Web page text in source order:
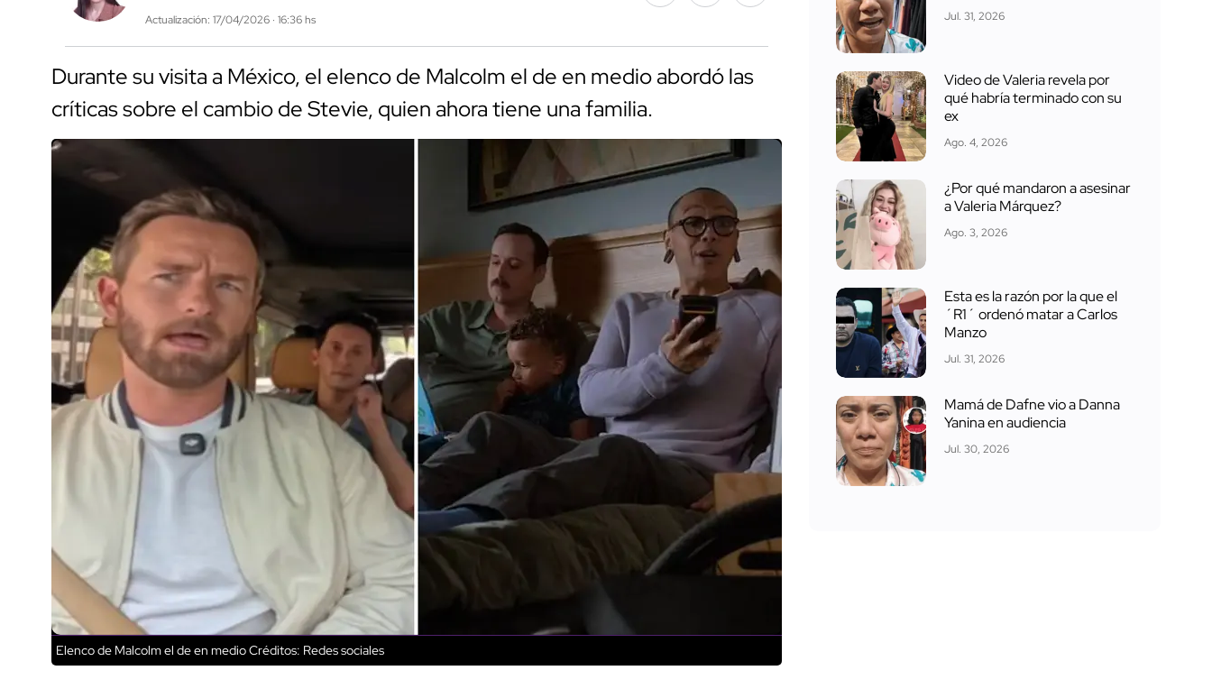
Actualización: 17/04/2026 · 16:36 hs
Durante su visita a México, el elenco de Malcolm el de en medio abordó las
críticas sobre el cambio de Stevie, quien ahora tiene una familia.
Elenco de Malcolm el de en medioCréditos: Redes sociales
Jul. 31, 2026
Video de Valeria revela por
qué habría terminado con su
ex
Ago. 4, 2026
¿Por qué mandaron a asesinar
a Valeria Márquez?
Ago. 3, 2026
Esta es la razón por la que el
´R1´ ordenó matar a Carlos
Manzo
Jul. 31, 2026
Mamá de Dafne vio a Danna
Yanina en audiencia
Jul. 30, 2026